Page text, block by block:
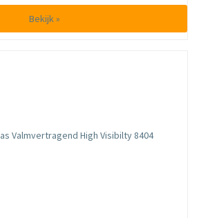
Bekijk »